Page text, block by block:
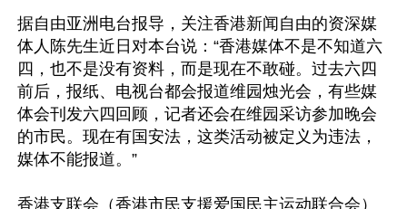
据自由亚洲电台报导，关注香港新闻自由的资深媒
体人陈先生近日对本台说：“香港媒体不是不知道六
四，也不是没有资料，而是现在不敢碰。过去六四
前后，报纸、电视台都会报道维园烛光会，有些媒
体会刊发六四回顾，记者还会在维园采访参加晚会
的市民。现在有国安法，这类活动被定义为违法，
媒体不能报道。”
香港支联会（香港市民支援爱国民主运动联合会）